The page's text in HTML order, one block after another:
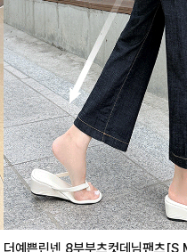
더예쁜린넨 8부부츠컷데님팬츠